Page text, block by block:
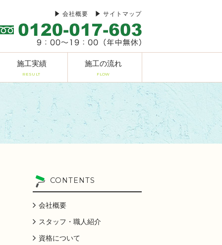
サイトマップ
会社概要
施工実績
RESULT
施工の流れ
FLOW
CONTENTS
会社概要
スタッフ・職人紹介
資格について